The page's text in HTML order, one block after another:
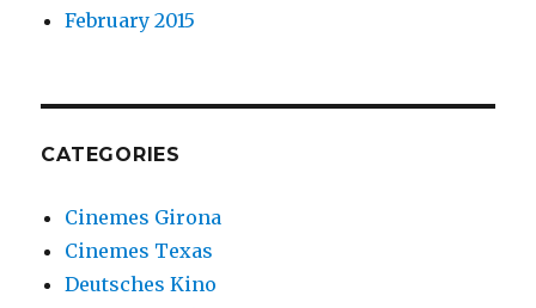
February 2015
CATEGORIES
Cinemes Girona
Cinemes Texas
Deutsches Kino